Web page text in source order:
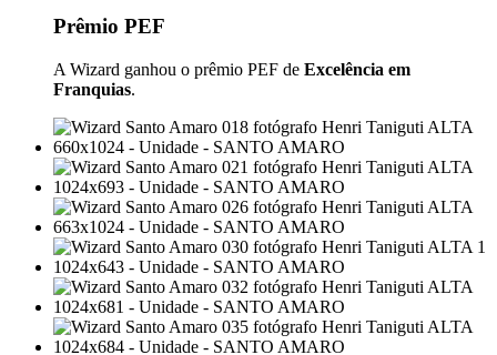
Prêmio PEF
A Wizard ganhou o prêmio PEF de Excelência em
Franquias.